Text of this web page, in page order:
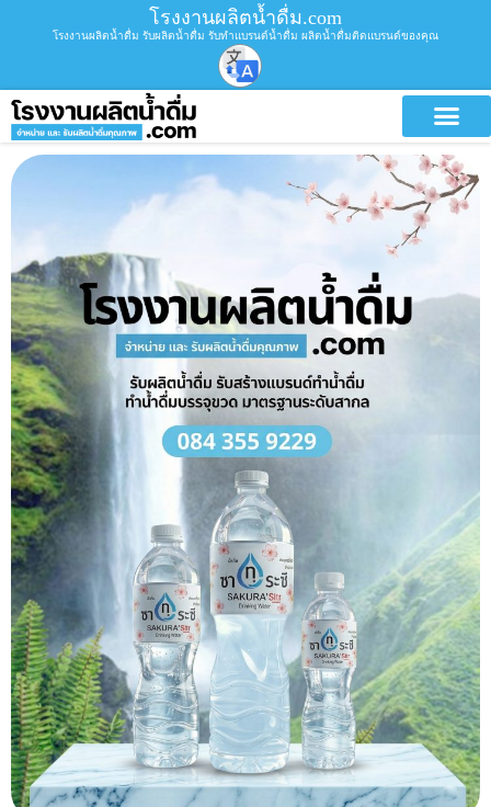
โรงงานผลิตน้ำดื่ม.com
โรงงานผลิตน้ำดื่ม รับผลิตน้ำดื่ม รับทำแบรนด์น้ำดื่ม ผลิตน้ำดื่มติดแบรนด์ของคุณ